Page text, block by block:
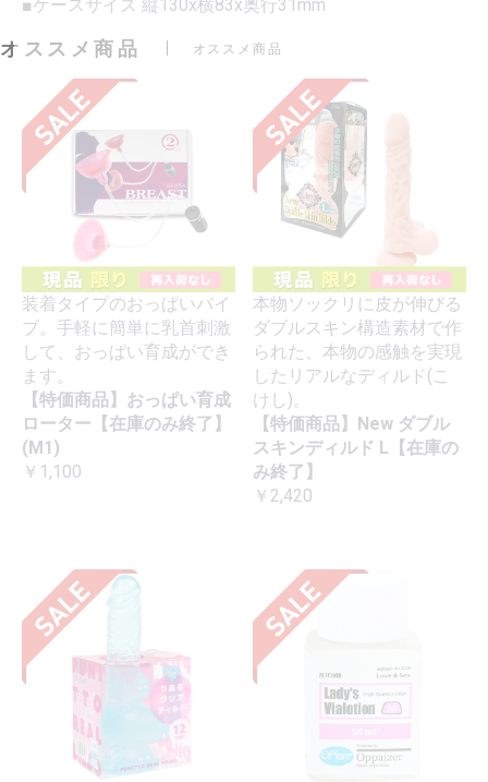
■ケースサイズ 縦130x横83x奥行31mm
オススメ商品 オススメ商品
装着タイプのおっぱいバイ
ブ。手軽に簡単に乳首刺激
して、おっぱい育成ができ
ます。
【特価商品】おっぱい育成
ローター【在庫のみ終了】
(M1)
￥1,100
本物ソックリに皮が伸びる
ダブルスキン構造素材で作
られた、本物の感触を実現
したリアルなディルド(こ
けし)。
【特価商品】New ダブル
スキンディルド L【在庫の
み終了】
￥2,420